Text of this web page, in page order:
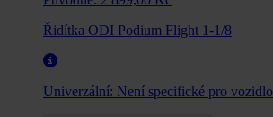
Řidítka ODI Podium Flight 1-1/8
Univerzální: Není specifické pro vozidlo